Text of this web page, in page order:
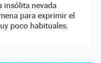
insólita nevada
para exprimir el
poco habituales.